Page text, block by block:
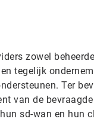
zowel
tegelijk
Ter
van de
sd-wan en hun